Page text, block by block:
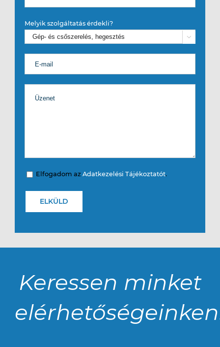
Melyik szolgáltatás érdekli?

Elfogadom az Adatkezelési Tájékoztatót.
Keressen minket